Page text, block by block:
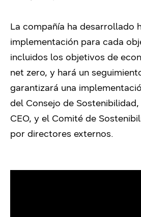
La compañía ha desarrollado
implementación para cada
incluidos los objetivos de
net zero, y hará un
garantizará una
del Consejo de
CEO, y el Comité de
por directores externos.